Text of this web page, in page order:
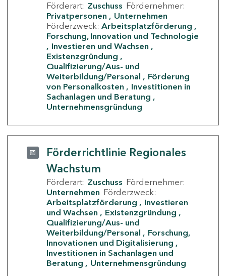
Förderart: Zuschuss Fördernehmer:
Privatpersonen
Unternehmen
Förderzweck: Arbeitsplatzförderung
Forschung, Innovation und Technologie
Investieren und Wachsen
Existenzgründung
Qualifizierung/Aus- und
Weiterbildung/Personal
Förderung
von Personalkosten
Investitionen in
Sachanlagen und Beratung
Unternehmensgründung
Förderrichtlinie Regionales
Wachstum
Förderart: Zuschuss Fördernehmer:
Unternehmen Förderzweck:
Arbeitsplatzförderung
Investieren
und Wachsen
Existenzgründung
Qualifizierung/Aus- und
Weiterbildung/Personal
Forschung,
Innovationen und Digitalisierung
Investitionen in Sachanlagen und
Beratung
Unternehmensgründung